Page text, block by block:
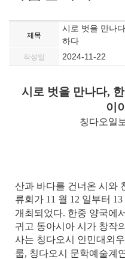
제목
시로 벗을 만나
하다
작성일 2024-11-22
시로 벗을 만나다,
이
칭다오일
산과 바다를 건너온 시와
류회가 11 월 12 일부터 13
개최되었다. 한중 양국에
귀고 동아시아 시가 창작
사는 칭다오시 인민대외
룹, 칭다오시 문학예술계